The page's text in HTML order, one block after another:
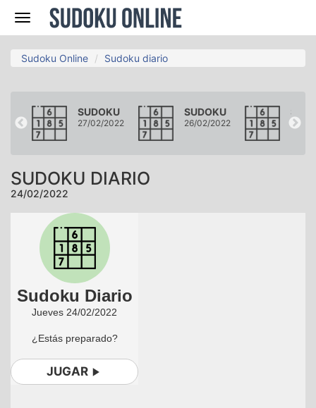
Navegación
Sudoku Online Sudoku diario
SUDOKU
27/02/2022
SUDOKU
26/02/2022 25/
SUDOKU DIARIO
24/02/2022
Sudoku Diario
Jueves 24/02/2022
¿Estás preparado?
JUGAR